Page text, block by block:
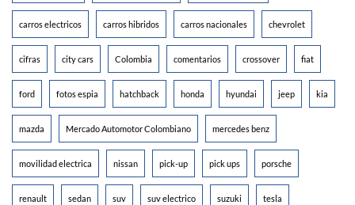
carros electricos carros hibridos carros nacionales chevrolet
cifras city cars Colombia comentarios crossover fiat
ford fotos espia hatchback honda hyundai jeep kia
mazda Mercado Automotor Colombiano mercedes benz
movilidad electrica nissan pick-up pick ups porsche
renault sedan suv suv electrico suzuki tesla